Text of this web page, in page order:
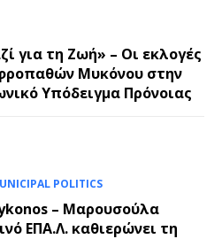
για τη Ζωή» – Οι εκλογές
Μυκόνου στην
Υπόδειγμα Πρόνοιας
POLITICS
– Μαρουσούλα
ΕΠΑ.Λ. καθιερώνει τη